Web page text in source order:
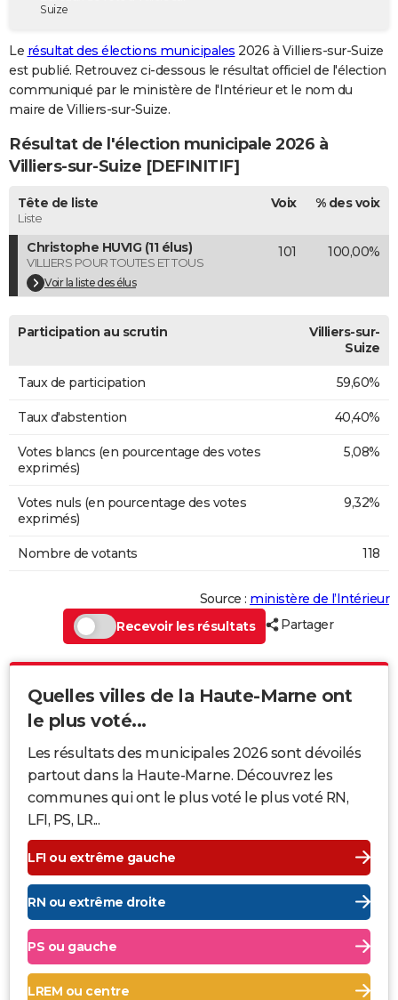
Destinations
City break
Voyage nature
Voyage de noces
Forum
GUIDES D'ACHAT
BONS PLANS
Carte de Noël
Carte Bonne année
Carte Saint-Valentin
Carte Pâques
Carte d'anniversaire
DICTIONNAIRE
Dictionnaire
Biographies
Citations
Expressions
Proverbes
PROGRAMME TV
COPAINS D'AVANT
S'inscrire
Se connecter
Lycées
Collèges
Primaires
Universités
Entreprises
Service militaire
Avis de recherche
AVIS DE DÉCÈS
Bricolage
Television
Suize
Le résultat des élections municipales 2026 à Villiers-sur-Suize
est publié. Retrouvez ci-dessous le résultat officiel de l'élection
communiqué par le ministère de l'Intérieur et le nom du
maire de Villiers-sur-Suize.
Résultat de l'élection municipale 2026 à
Villiers-sur-Suize [DEFINITIF]
Tête de liste
Liste
Voix % des voix
Christophe HUVIG (11 élus)
VILLIERS POUR TOUTES ET TOUS
Voir la liste des élus
101 100,00%
Participation au scrutin
Villiers-sur-
Suize
Taux de participation 59,60%
Taux d'abstention 40,40%
Votes blancs (en pourcentage des votes
exprimés)
5,08%
Votes nuls (en pourcentage des votes
exprimés)
9,32%
Nombre de votants 118
Source : ministère de l’Intérieur
Recevoir les résultats
Partager
Quelles villes de la Haute-Marne ont
le plus voté...
Les résultats des municipales 2026 sont dévoilés
partout dans la Haute-Marne. Découvrez les
communes qui ont le plus voté le plus voté RN,
LFI, PS, LR...
LFI ou extrême gauche
RN ou extrême droite
PS ou gauche
LREM ou centre